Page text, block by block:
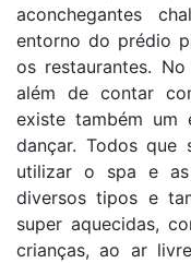
aconchegantes
entorno do prédio
os restaurantes.
além de contar
existe também um
dançar. Todos que
utilizar o spa e
diversos tipos e
super aquecidas,
crianças, ao ar